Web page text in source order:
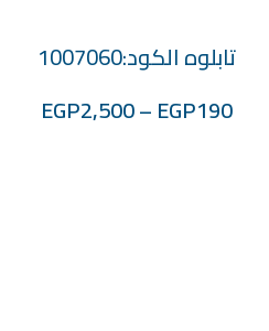
تحديد أحد الخيارات
تابلوه الكود:1007060
EGP190
–
EGP2,500